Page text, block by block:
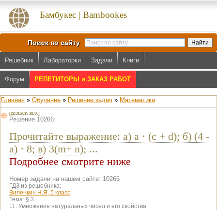
Бамбукес | Bambookes
Поиск по сайту
Решебник Лабораторки Задачи Книги
Форум РЕПЕТИТОРЫ и ЗАКАЗ РАБОТ
Главная » Обучение » Решение задач » Математика
[22.01.2015 18:00]
Решение 10266:
Прочитайте выражение: а) a · (c + d); б) (4 -
a) · 8; в) 3(m+ n); ...
Подробнее смотрите ниже
Номер задачи на нашем сайте: 10266
ГДЗ из решебника:
Виленкин Н.Я, 5 класс
Тема: § 3
11. Умножение натуральных чисел и его свойства